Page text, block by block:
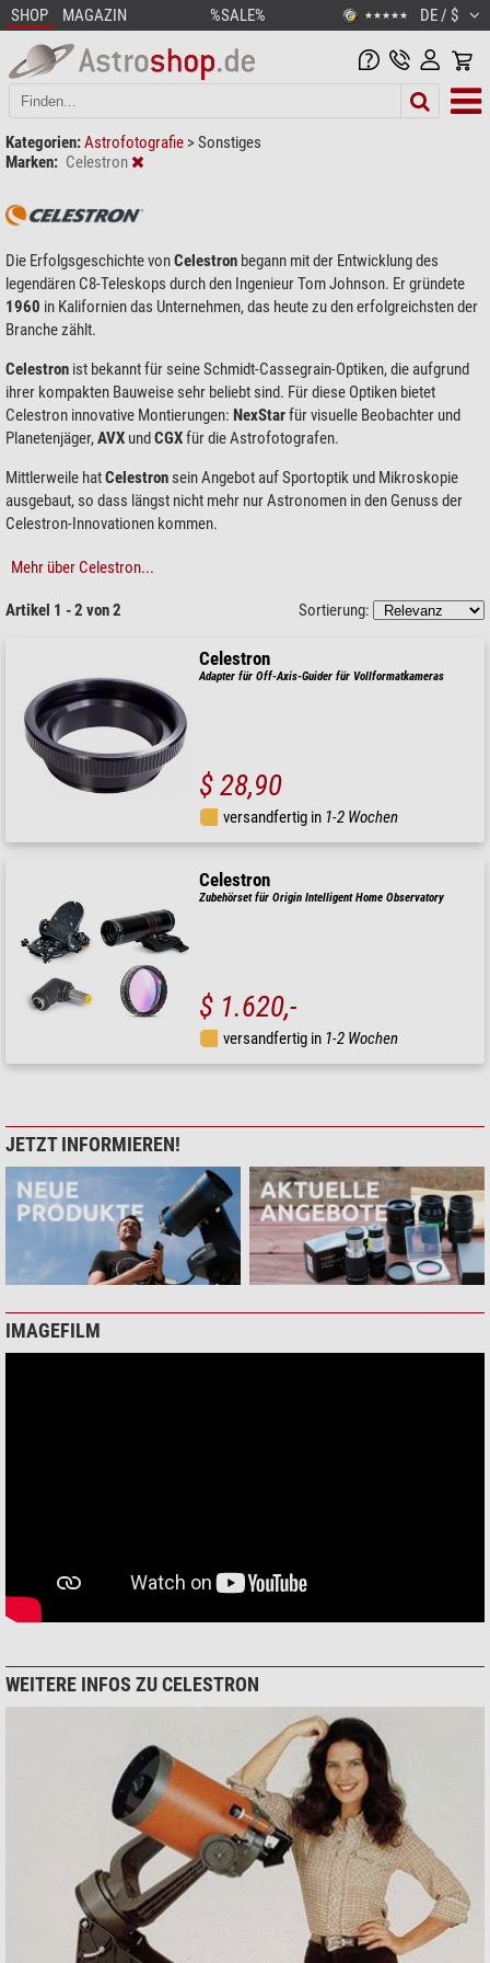
SHOP MAGAZIN %SALE% ★★★★★ DE / $
Kategorien:Astrofotografie >Sonstiges
Marken: Celestron
Die Erfolgsgeschichte vonCelestron begann mit der Entwicklung des
legendären C8-Teleskops durch den Ingenieur Tom Johnson. Er gründete
1960 in Kalifornien das Unternehmen, das heute zu den erfolgreichsten der
Branche zählt.
Celestron ist bekannt für seine Schmidt-Cassegrain-Optiken, die aufgrund
ihrer kompakten Bauweise sehr beliebt sind. Für diese Optiken bietet
Celestron innovative Montierungen: NexStarfür visuelle Beobachter und
Planetenjäger,AVX undCGXfür die Astrofotografen.
Mittlerweile hatCelestron sein Angebot auf Sportoptik und Mikroskopie
ausgebaut, so dass längst nicht mehr nur Astronomen in den Genuss der
Celestron-Innovationen kommen.
Mehr über Celestron...
Artikel 1 - 2 von 2 Sortierung:
Celestron
Adapter für Off-Axis-Guider für Vollformatkameras
$ 28,90
versandfertig in 1-2 Wochen
Celestron
Zubehörset für Origin Intelligent Home Observatory
$ 1.620,-
versandfertig in 1-2 Wochen
JETZT INFORMIEREN!
IMAGEFILM
WEITERE INFOS ZU CELESTRON